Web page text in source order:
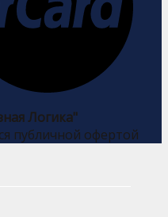
Логика"
публичной офертой